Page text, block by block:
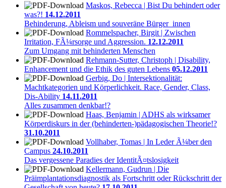
Maskos, Rebecca | Bist Du behindert oder
was?! 14.12.2011
Behinderung, Ableism und souveräne Bürger_innen
Rommelspacher, Birgit | Zwischen
Irritation, FÃ¼rsorge und Aggression. 12.12.2011
Zum Umgang mit behinderten Menschen
Rehmann-Sutter, Christoph | Disability,
Enhancement und die Ethik des guten Lebens 05.12.2011
Gerbig, Do | Intersektionalität:
Machtkategorien und Körperlichkeit. Race, Gender, Class,
Dis-Ability 14.11.2011
Alles zusammen denkbar!?
Haas, Benjamin | ADHS als wirksamer
Körperdiskurs in der (behinderten-)pädagogischen Theorie!?
31.10.2011
Vollhaber, Tomas | In Leder Ã¼ber den
Campus 24.10.2011
Das vergessene Paradies der IdentitÃ¤tslosigkeit
Kellermann, Gudrun | Die
Präimplantationsdiagnostik als Fortschritt oder Rückschritt der